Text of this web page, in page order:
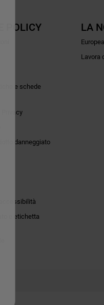
POLICY
e schede
Privacy
danneggiato
e etichetta
LA
Lavora